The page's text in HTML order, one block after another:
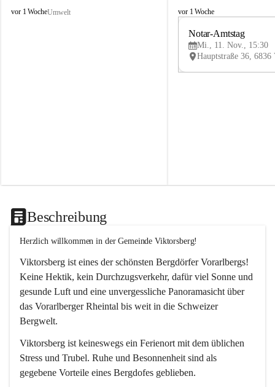
V
vor 1 WocheUmwelt
V
vor 1 Woche
Notar-Amtstag
Mi., 11. Nov., 15:30
Beschreibung
Herzlich willkommen in der Gemeinde Viktorsberg!
Viktorsberg ist eines der schönsten Bergdörfer Vorarlbergs!
Keine Hektik, kein Durchzugsverkehr, dafür viel Sonne und
gesunde Luft und eine unvergessliche Panoramasicht über
das Vorarlberger Rheintal bis weit in die Schweizer
Bergwelt.
Viktorsberg ist keineswegs ein Ferienort mit dem üblichen
Stress und Trubel. Ruhe und Besonnenheit sind als
gegebene Vorteile eines Bergdofes geblieben.